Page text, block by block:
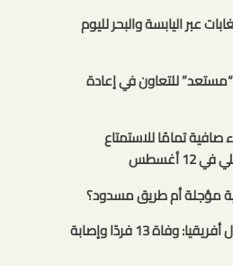
عبر اليابسة والبحر لليوم
للتعاون في إعادة
صافية تمامًا للاستمتاع
أغسطس
مؤجلة أم طريق مسدود؟
تفشي الكوليرا في دول أفريقيا: وفاة 13 فردًا وإصابة